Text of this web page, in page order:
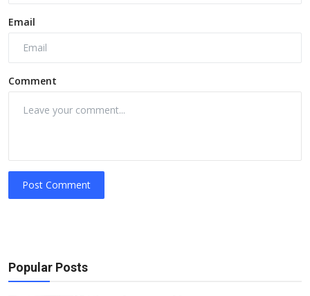
Email
Comment
Post Comment
Popular Posts